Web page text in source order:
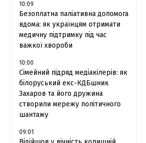
10:09
Безоплатна паліативна допомога
вдома: як українцям отримати
медичну підтримку під час
важкої хвороби
10:00
Сімейний підряд медіакілерів: як
білоруський екс-КДБшник
Захаров та його дружина
створили мережу політичного
шантажу
09:01